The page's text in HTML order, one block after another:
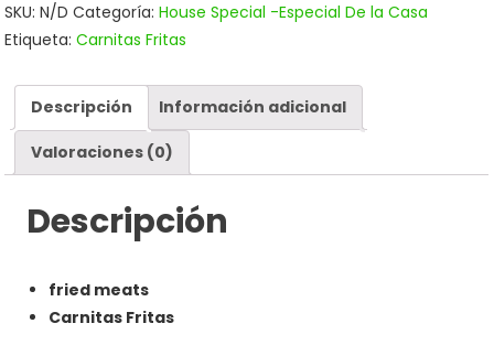
SKU:N/D Categoría:House Special -Especial De la Casa
Etiqueta:Carnitas Fritas
Descripción Información adicional
Valoraciones (0)
Descripción
fried meats
Carnitas Fritas